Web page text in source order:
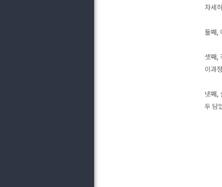
자세
둘째,
셋째,
이과
넷째,
두 담